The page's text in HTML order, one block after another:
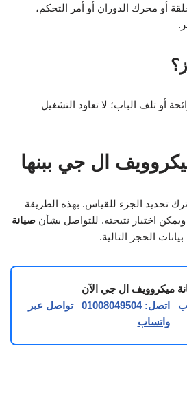
أو محرك الدوران أو أمر التحكم،
أو تلف الباب؛ لا تعاود التشغيل
ال جي ببنها
تحديد الجزء للقياس. بهذه الطريقة
اختبار نتيجته. للتواصل بشأن صيانة
الحجز التالية.
ميكروويف ال جي الآن
اتصل: 01008049504
تواصل عبر
واتساب